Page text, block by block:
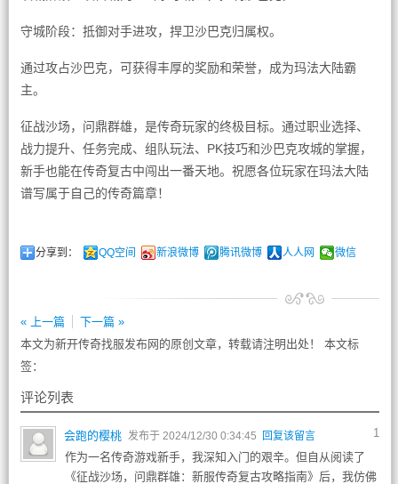
守城阶段：抵御对手进攻，捍卫沙巴克归属权。
通过攻占沙巴克，可获得丰厚的奖励和荣誉，成为玛法大陆霸
主。
征战沙场，问鼎群雄，是传奇玩家的终极目标。通过职业选择、
战力提升、任务完成、组队玩法、PK技巧和沙巴克攻城的掌握，
新手也能在传奇复古中闯出一番天地。祝愿各位玩家在玛法大陆
谱写属于自己的传奇篇章！
分享到： QQ空间 新浪微博 腾讯微博 人人网 微信
« 上一篇
下一篇 »
本文为新开传奇找服发布网的原创文章，转载请注明出处！ 本文标
签：
评论列表
1
会跑的樱桃 发布于 2024/12/30 0:34:45 回复该留言
作为一名传奇游戏新手，我深知入门的艰辛。但自从阅读了
《征战沙场，问鼎群雄：新服传奇复古攻略指南》后，我仿佛